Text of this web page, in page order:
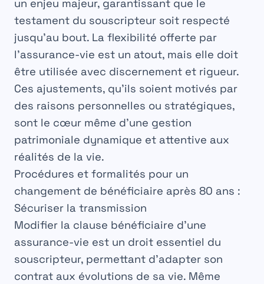
un enjeu majeur, garantissant que le
testament du souscripteur soit respecté
jusqu’au bout. La flexibilité offerte par
l’assurance-vie est un atout, mais elle doit
être utilisée avec discernement et rigueur.
Ces ajustements, qu’ils soient motivés par
des raisons personnelles ou stratégiques,
sont le cœur même d’une gestion
patrimoniale dynamique et attentive aux
réalités de la vie.
Procédures et formalités pour un
changement de bénéficiaire après 80 ans :
Sécuriser la transmission
Modifier la clause bénéficiaire d’une
assurance-vie est un droit essentiel du
souscripteur, permettant d’adapter son
contrat aux évolutions de sa vie. Même